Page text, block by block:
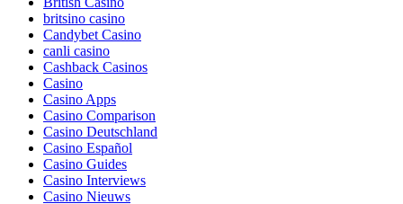
britsino casino
Candybet Casino
canli casino
Cashback Casinos
Casino
Casino Apps
Casino Comparison
Casino Deutschland
Casino Español
Casino Guides
Casino Interviews
Casino Nieuws